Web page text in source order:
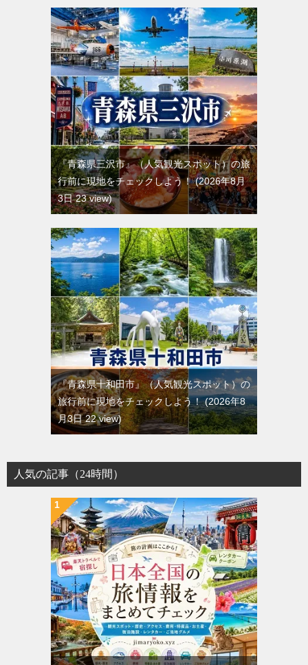
『青森県三沢市』（人気観光スポット）の旅
行前に現地をチェックしよう！ 2026年8月
3日 23 view
『青森県十和田市』（人気観光スポット）の
旅行前に現地をチェックしよう！ 2026年8
月3日 22 view
人気の記事（24時間）